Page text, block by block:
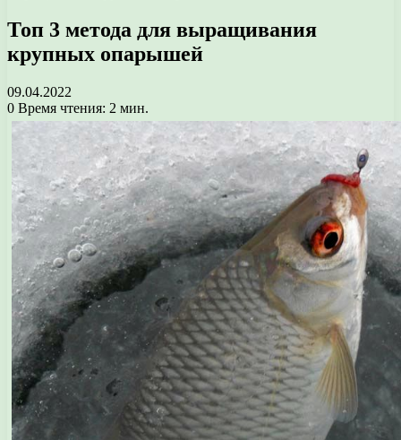
Топ 3 метода для выращивания
крупных опарышей
09.04.2022
0 Время чтения: 2 мин.